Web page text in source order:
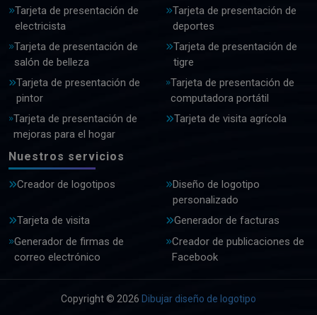
Tarjeta de presentación de
electricista
Tarjeta de presentación de
deportes
Tarjeta de presentación de
salón de belleza
Tarjeta de presentación de
tigre
Tarjeta de presentación de
pintor
Tarjeta de presentación de
computadora portátil
Tarjeta de presentación de
mejoras para el hogar
Tarjeta de visita agrícola
Nuestros servicios
Creador de logotipos
Diseño de logotipo
personalizado
Tarjeta de visita
Generador de facturas
Generador de firmas de
correo electrónico
Creador de publicaciones de
Facebook
Copyright © 2026 Dibujar diseño de logotipo